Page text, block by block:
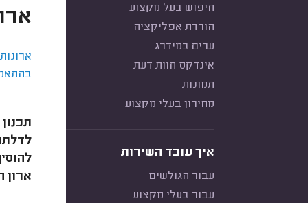
חיפוש בעל מקצוע
הורדת אפליקציה
ערים במידרג
אינדקס חוות דעת
תמונות
מחירון בעלי מקצוע
איך עובד השירות
עבור הגולשים
עבור בעלי מקצוע
ארון